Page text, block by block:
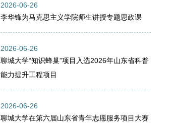
2026-06-26
李华锋为马克思主义学院师生讲授专题思政课
2026-06-26
聊城大学“知识蜂巢”项目入选2026年山东省科普
能力提升工程项目
2026-06-26
聊城大学在第六届山东省青年志愿服务项目大赛